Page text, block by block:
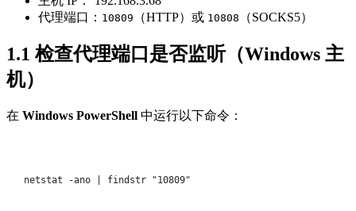
代理端口： 10809 （HTTP）或 10808 （SOCKS5）
1.1 检查代理端口是否监听（Windows 主
机）​
在 ​ ​Windows PowerShell​ ​ 中运行以下命令：
netstat -ano findstr "10809"